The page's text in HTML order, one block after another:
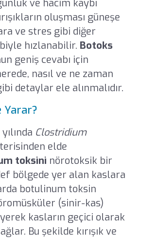
ve hacim kaybı
oluşması güneşe
ve stres gibi diğer
hızlanabilir. Botoks
geniş cevabı için
nasıl ve ne zaman
detaylar ele alınmalıdır.
Yarar?
Clostridium
elde
toksini nörotoksik bir
bölgede yer alan kaslara
botulinum toksin
(sinir-kas)
kasların geçici olarak
Bu şekilde kırışık ve